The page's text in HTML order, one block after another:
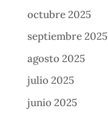
octubre 2025
septiembre 2025
agosto 2025
julio 2025
junio 2025